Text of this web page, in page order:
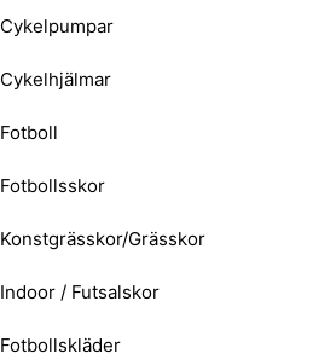
Cykelpumpar
Cykelhjälmar
Fotboll
Fotbollsskor
Konstgrässkor/Grässkor
Indoor / Futsalskor
Fotbollskläder